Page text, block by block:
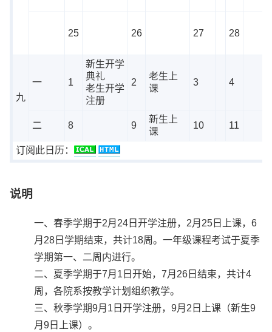
订阅此日历：
25 26 27 28
九
一 1
新生开学
典礼
老生开学
注册
2
老生上
课
3 4
二 8 9
新生上
课
10 11
说明
一、春季学期于2月24日开学注册，2月25日上课，6
月28日学期结束，共计18周。一年级课程考试于夏季
学期第一、二周内进行。
二、夏季学期于7月1日开始，7月26日结束，共计4
周，各院系按教学计划组织教学。
三、秋季学期9月1日开学注册，9月2日上课（新生9
月9日上课）。